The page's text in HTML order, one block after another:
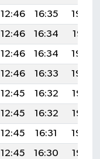
12:46 16:35
19:43
12:46 16:34
19:41
12:46 16:34
19:40
12:46 16:33
19:39
12:45 16:32
19:37
12:45 16:32
19:36
12:45 16:31
19:34
12:45 16:30
19:33